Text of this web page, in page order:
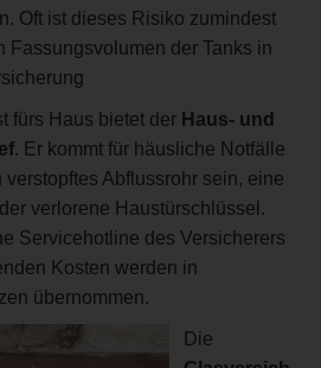
Oft ist dieses Risiko zumindest
Fassungsvolumen der Tanks in
fürs Haus bietet der Haus- und
. Er kommt für häusliche Notfälle
verstopftes Abflussrohr sein, eine
verlorene Haustürschlüssel.
Servicehotline des Versicherers
Kosten werden in
übernommen.
Die